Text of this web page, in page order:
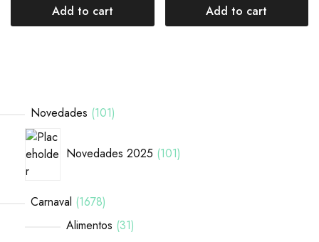
Add to cart Add to cart
Novedades 101
Novedades 2025 101
Carnaval 1678
Alimentos 31